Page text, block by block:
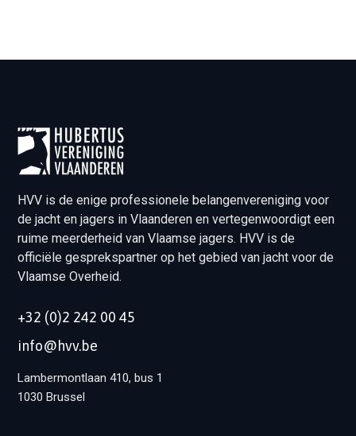
HVV is de enige professionele belangenvereniging voor
de jacht en jagers in Vlaanderen en vertegenwoordigt een
ruime meerderheid van Vlaamse jagers. HVV is de
officiële gesprekspartner op het gebied van jacht voor de
Vlaamse Overheid.
+32 (0)2 242 00 45
info@hvv.be
Lambermontlaan 410, bus 1
1030 Brussel